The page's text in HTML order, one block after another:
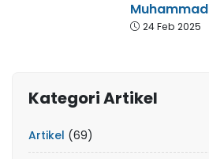
24 Feb 2025
Kategori Artikel
Artikel (69)